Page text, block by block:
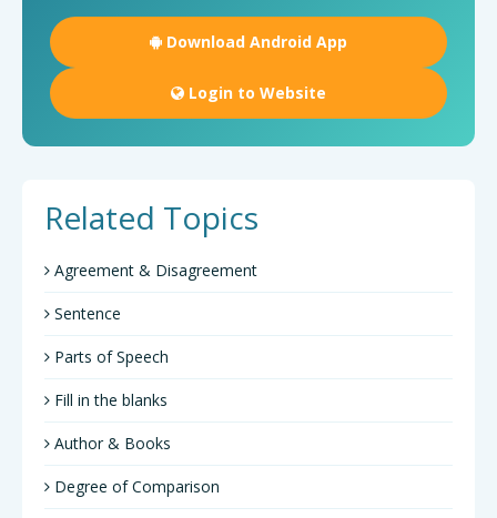
Download Android App
Login to Website
Related Topics
Agreement & Disagreement
Sentence
Parts of Speech
Fill in the blanks
Author & Books
Degree of Comparison